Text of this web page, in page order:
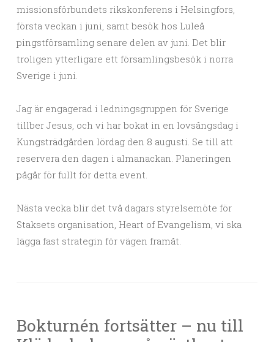
missionsförbundets rikskonferens i Helsingfors,
första veckan i juni, samt besök hos Luleå
pingstförsamling senare delen av juni. Det blir
troligen ytterligare ett församlingsbesök i norra
Sverige i juni.
Jag är engagerad i ledningsgruppen för Sverige
tillber Jesus, och vi har bokat in en lovsångsdag i
Kungsträdgården lördag den 8 augusti. Se till att
reservera den dagen i almanackan. Planeringen
pågår för fullt för detta event.
Nästa vecka blir det två dagars styrelsemöte för
Staksets organisation, Heart of Evangelism, vi ska
lägga fast strategin för vägen framåt.
Bokturnén fortsätter – nu till